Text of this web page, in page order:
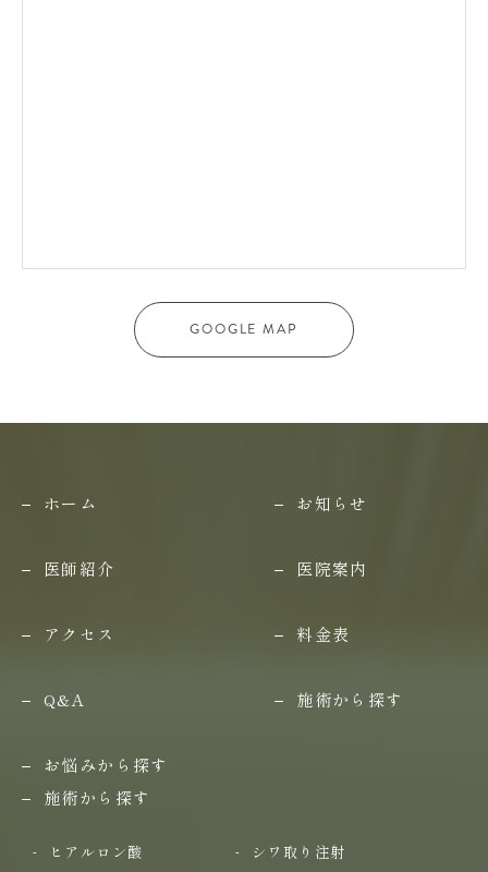
GOOGLE MAP
ホーム お知らせ
医師紹介 医院案内
アクセス 料金表
Q&A 施術から探す
お悩みから探す
施術から探す
ヒアルロン酸 シワ取り注射